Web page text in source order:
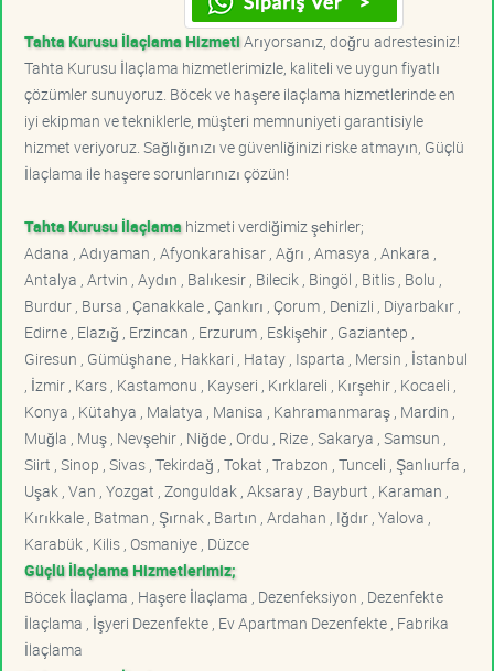
Tahta Kurusu İlaçlama HizmetiArıyorsanız, doğru adrestesiniz!
Tahta Kurusu İlaçlama hizmetlerimizle, kaliteli ve uygun fiyatlı
çözümler sunuyoruz. Böcek ve haşere ilaçlama hizmetlerinde en
iyi ekipman ve tekniklerle, müşteri memnuniyeti garantisiyle
hizmet veriyoruz. Sağlığınızı ve güvenliğinizi riske atmayın, Güçlü
İlaçlama ile haşere sorunlarınızı çözün!
Tahta Kurusu İlaçlama hizmeti verdiğimiz şehirler;
Adana , Adıyaman , Afyonkarahisar , Ağrı , Amasya , Ankara ,
Antalya , Artvin , Aydın , Balıkesir , Bilecik , Bingöl , Bitlis , Bolu ,
Burdur , Bursa , Çanakkale , Çankırı , Çorum , Denizli , Diyarbakır ,
Edirne , Elazığ , Erzincan , Erzurum , Eskişehir , Gaziantep ,
Giresun , Gümüşhane , Hakkari , Hatay , Isparta , Mersin , İstanbul
, İzmir , Kars , Kastamonu , Kayseri , Kırklareli , Kırşehir , Kocaeli ,
Konya , Kütahya , Malatya , Manisa , Kahramanmaraş , Mardin ,
Muğla , Muş , Nevşehir , Niğde , Ordu , Rize , Sakarya , Samsun ,
Siirt , Sinop , Sivas , Tekirdağ , Tokat , Trabzon , Tunceli , Şanlıurfa ,
Uşak , Van , Yozgat , Zonguldak , Aksaray , Bayburt , Karaman ,
Kırıkkale , Batman , Şırnak , Bartın , Ardahan , Iğdır , Yalova ,
Karabük , Kilis , Osmaniye , Düzce
Güçlü İlaçlama Hizmetlerimiz;
Böcek İlaçlama , Haşere İlaçlama , Dezenfeksiyon , Dezenfekte
İlaçlama , İşyeri Dezenfekte , Ev Apartman Dezenfekte , Fabrika
İlaçlama